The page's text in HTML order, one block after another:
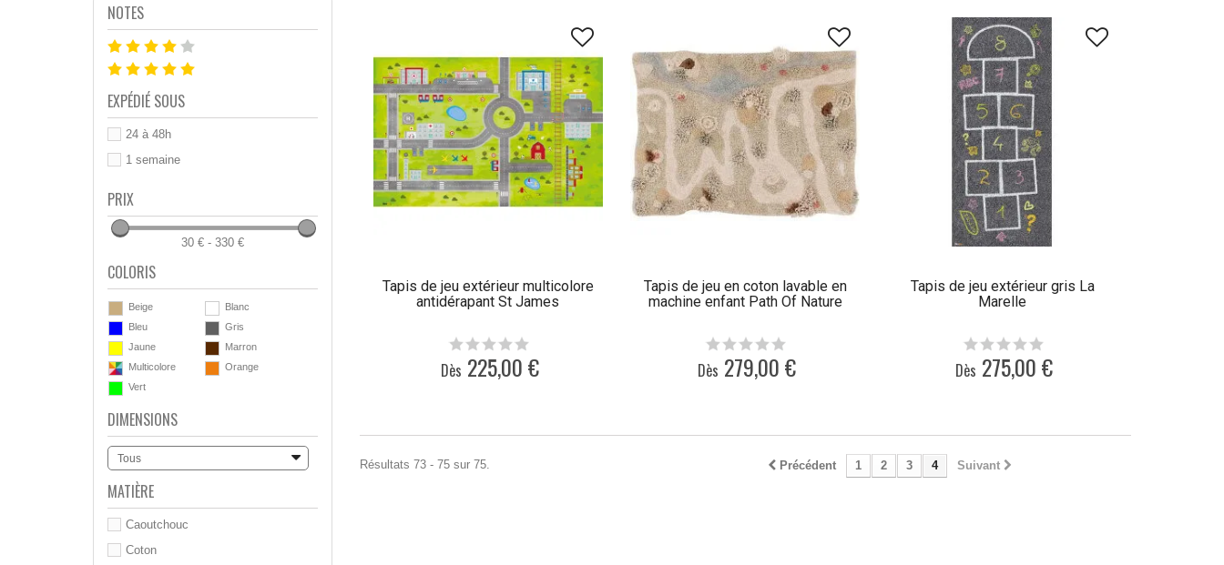
NOTES
EXPÉDIÉ SOUS
24 à 48h
1 semaine
PRIX
30 € - 330 €
COLORIS
Beige
Blanc
Bleu
Gris
Jaune
Marron
Multicolore
Orange
Vert
DIMENSIONS
Tous
MATIÈRE
Caoutchouc
Coton
Tapis de jeu extérieur multicolore
antidérapant St James
Dès 225,00 €
Tapis de jeu en coton lavable en
machine enfant Path Of Nature
Dès 279,00 €
Tapis de jeu extérieur gris La
Marelle
Dès 275,00 €
Précédent 1 2 3 4 Suivant
Résultats 73 - 75 sur 75.